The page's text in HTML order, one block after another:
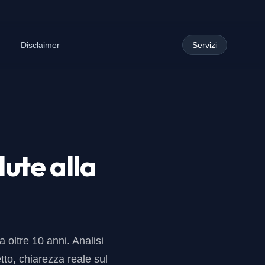
Disclaimer Servizi
alla
oltre 10 anni. Analisi
chiarezza reale sul